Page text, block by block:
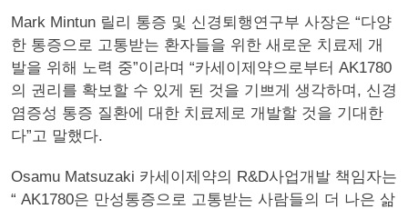
Mark Mintun 릴리 통증 및 신경퇴행연구부 사장은 “다양
한 통증으로 고통받는 환자들을 위한 새로운 치료제 개
발을 위해 노력 중”이라며 “카세이제약으로부터 AK1780
의 권리를 확보할 수 있게 된 것을 기쁘게 생각하며, 신경
염증성 통증 질환에 대한 치료제로 개발할 것을 기대한
다”고 말했다.
Osamu Matsuzaki 카세이제약의 R&D사업개발 책임자는
“ AK1780은 만성통증으로 고통받는 사람들의 더 나은 삶